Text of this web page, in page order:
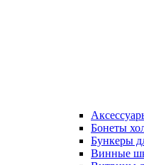
Бонеты
Бункеры
Винные